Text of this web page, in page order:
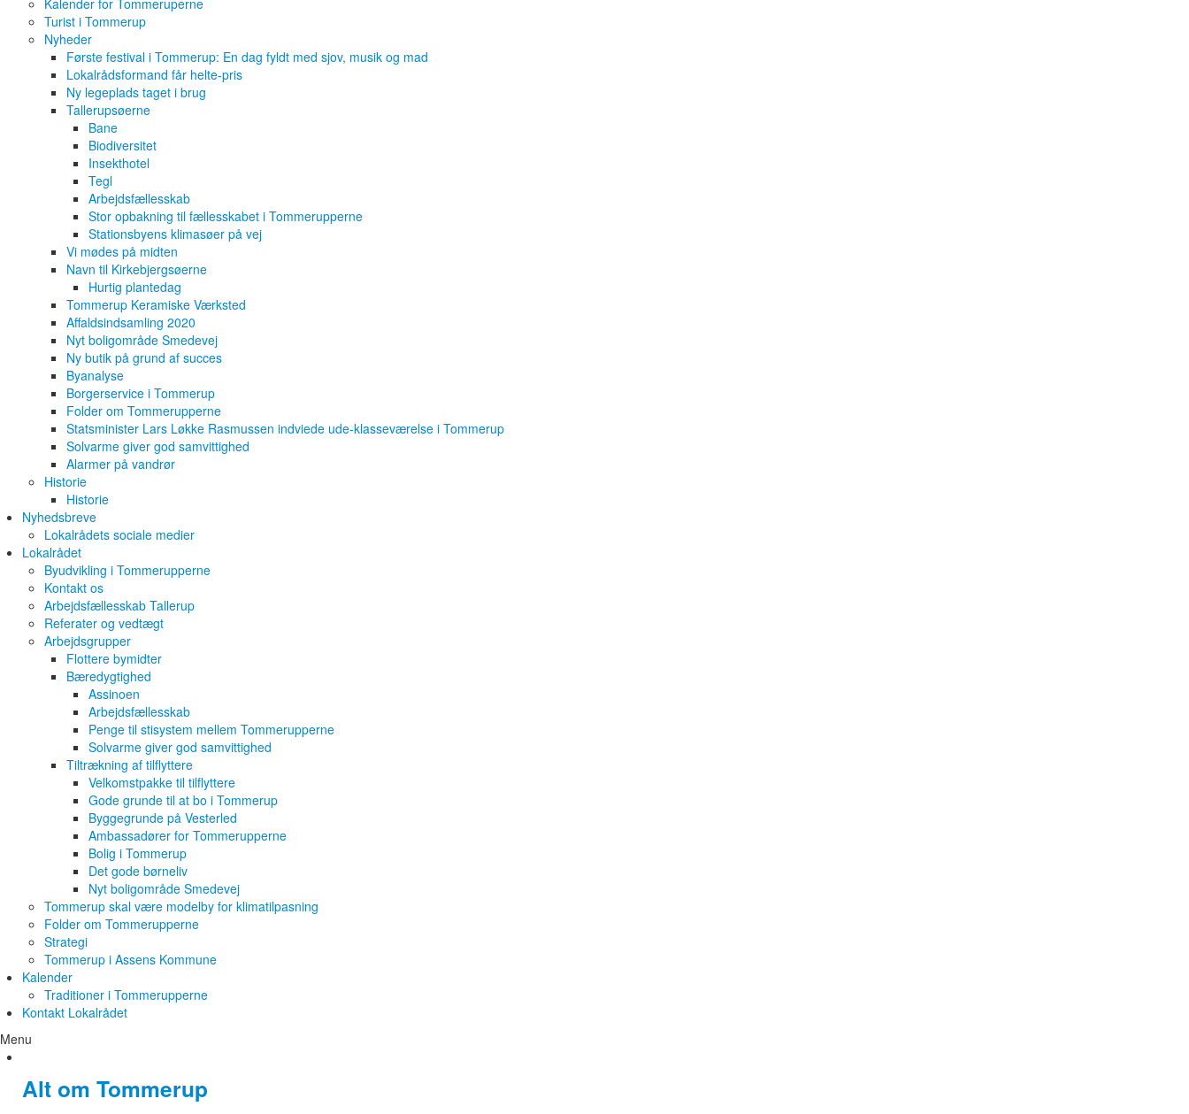
Kalender for Tommeruperne
Turist i Tommerup
Nyheder
Første festival i Tommerup: En dag fyldt med sjov, musik og mad
Lokalrådsformand får helte-pris
Ny legeplads taget i brug
Tallerupsøerne
Bane
Biodiversitet
Insekthotel
Tegl
Arbejdsfællesskab
Stor opbakning til fællesskabet i Tommerupperne
Stationsbyens klimasøer på vej
Vi mødes på midten
Navn til Kirkebjergsøerne
Hurtig plantedag
Tommerup Keramiske Værksted
Affaldsindsamling 2020
Nyt boligområde Smedevej
Ny butik på grund af succes
Byanalyse
Borgerservice i Tommerup
Folder om Tommerupperne
Statsminister Lars Løkke Rasmussen indviede ude-klasseværelse i Tommerup
Solvarme giver god samvittighed
Alarmer på vandrør
Historie
Historie
Nyhedsbreve
Lokalrådets sociale medier
Lokalrådet
Byudvikling i Tommerupperne
Kontakt os
Arbejdsfællesskab Tallerup
Referater og vedtægt
Arbejdsgrupper
Flottere bymidter
Bæredygtighed
Assinoen
Arbejdsfællesskab
Penge til stisystem mellem Tommerupperne
Solvarme giver god samvittighed
Tiltrækning af tilflyttere
Velkomstpakke til tilflyttere
Gode grunde til at bo i Tommerup
Byggegrunde på Vesterled
Ambassadører for Tommerupperne
Bolig i Tommerup
Det gode børneliv
Nyt boligområde Smedevej
Tommerup skal være modelby for klimatilpasning
Folder om Tommerupperne
Strategi
Tommerup i Assens Kommune
Kalender
Traditioner i Tommerupperne
Kontakt Lokalrådet
Menu
Alt om Tommerup